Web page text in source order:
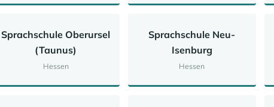
Sprachschule Oberursel
(Taunus)
Hessen
Sprachschule Neu-
Isenburg
Hessen